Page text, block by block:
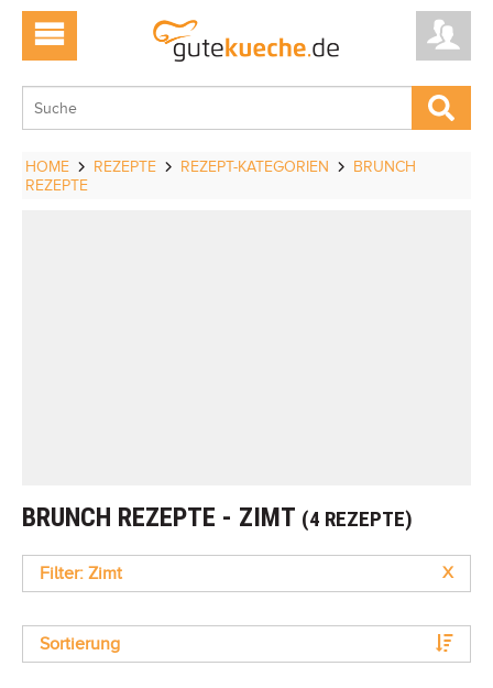
HOME REZEPTE REZEPT-KATEGORIEN
BRUNCH
REZEPTE
BRUNCH REZEPTE - ZIMT (4 REZEPTE)
Filter: Zimt X
Sortierung